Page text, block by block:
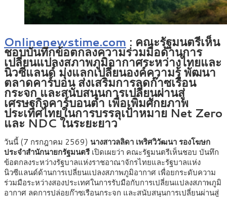
Onlinenewstime.com : คณะรัฐมนตรีเห็น
ชอบบันทึกข้อตกลงความร่วมมือด้านการ
เปลี่ยนแปลงสภาพภูมิอากาศระหว่างไทยและ
นิวซีแลนด์ มุ่งแลกเปลี่ยนองค์ความรู้ พัฒนา
ตลาดคาร์บอน ส่งเสริมการลดก๊าซเรือน
กระจก และสนับสนุนการเปลี่ยนผ่านสู่
เศรษฐกิจคาร์บอนต่ำ เพื่อเพิ่มศักยภาพ
ประเทศไทยในการบรรลุเป้าหมาย Net Zero
และ NDC ในระยะยาว
วันนี้ (7 กรกฎาคม 2569) นางสาวลลิดา เพริศวิวัฒนา รองโฆษก
ประจำสำนักนายกรัฐมนตรีเปิดเผยว่า คณะรัฐมนตรีเห็นชอบ บันทึก
ข้อตกลงระหว่างรัฐบาลแห่งราชอาณาจักรไทยและรัฐบาลแห่ง
นิวซีแลนด์ด้านการเปลี่ยนแปลงสภาพภูมิอากาศ เพื่อยกระดับความ
ร่วมมือระหว่างสองประเทศในการรับมือกับการเปลี่ยนแปลงสภาพภูมิ
อากาศ ลดการปล่อยก๊าซเรือนกระจก และสนับสนุนการเปลี่ยนผ่านสู่